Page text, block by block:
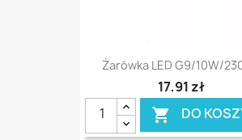
Żarówka LED G9/10W/
17,91 zł
 DO